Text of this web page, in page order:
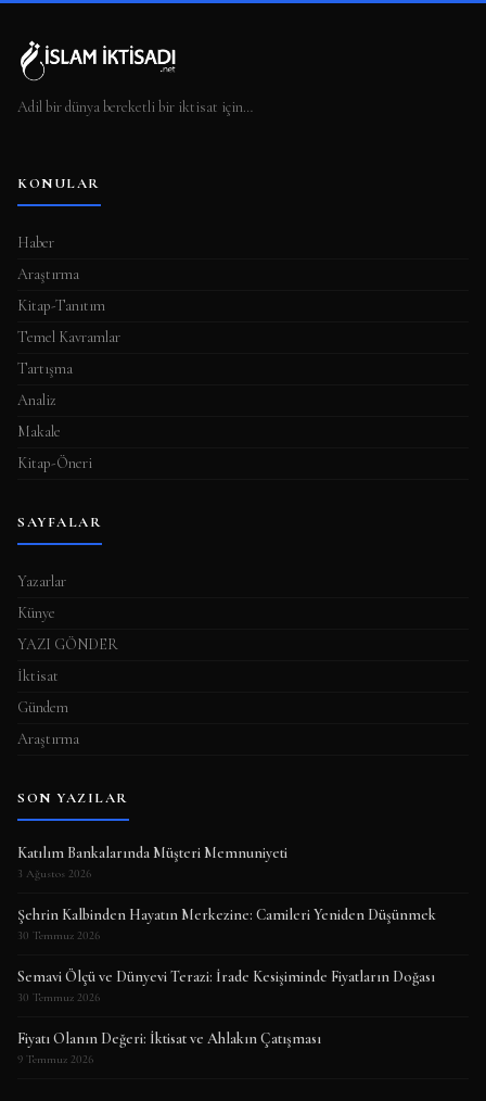
Adil bir dünya bereketli bir iktisat için…
KONULAR
Haber
Araştırma
Kitap-Tanıtım
Temel Kavramlar
Tartışma
Analiz
Makale
Kitap-Öneri
SAYFALAR
Yazarlar
Künye
YAZI GÖNDER
İktisat
Gündem
Araştırma
SON YAZILAR
Katılım Bankalarında Müşteri Memnuniyeti
3 Ağustos 2026
Şehrin Kalbinden Hayatın Merkezine: Camileri Yeniden Düşünmek
30 Temmuz 2026
Semavi Ölçü ve Dünyevi Terazi: İrade Kesişiminde Fiyatların Doğası
30 Temmuz 2026
Fiyatı Olanın Değeri: İktisat ve Ahlakın Çatışması
9 Temmuz 2026